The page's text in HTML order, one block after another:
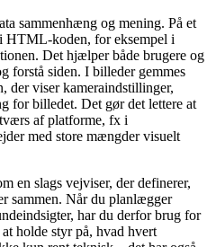
sammenhæng og mening. På et
HTML-koden, for eksempel i
Det hjælper både brugere og
forstå siden. I billeder gemmes
der viser kameraindstillinger,
for billedet. Det gør det lettere at
af platforme, fx i
med store mængder visuelt
en slags vejviser, der definerer,
sammen. Når du planlægger
har du derfor brug for
holde styr på, hvad hvert